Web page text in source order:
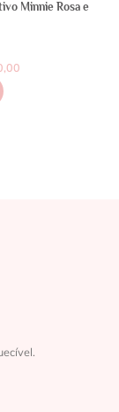
Minnie Rosa e